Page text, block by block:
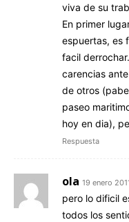
viva de su
En primer
espuertas, es
facil
carencias
de otros
paseo
hoy en dia),
Respuesta
ola 19 enero
pero lo dificil
todos los